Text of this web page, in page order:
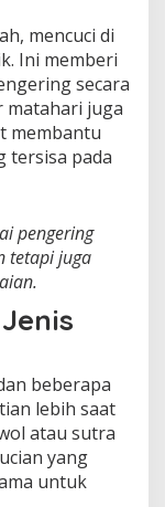
mencuci di
Ini memberi
secara
matahari juga
membantu
tersisa pada
pengering
tetapi juga
beberapa
lebih saat
atau sutra
yang
untuk